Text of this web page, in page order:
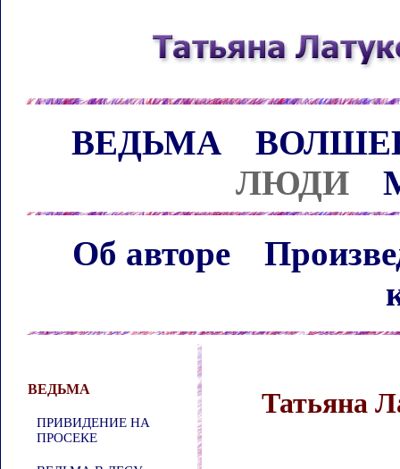
ВЕДЬМА
ЛЮДИ
Об авторе
ВЕДЬМА
ПРИВИДЕНИЕ НА
ПРОСЕКЕ
Татьяна